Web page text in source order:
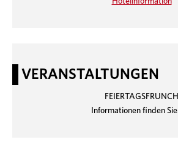
VERANSTALTUNGEN
FEIERTAGSFRUNCH
Informationen finden Sie